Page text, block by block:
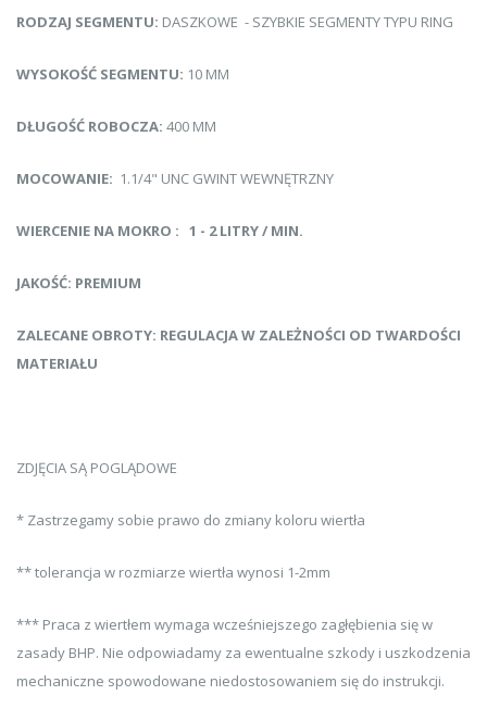
RODZAJ SEGMENTU: DASZKOWE - SZYBKIE SEGMENTY TYPU RING
WYSOKOŚĆ SEGMENTU: 10 MM
DŁUGOŚĆ ROBOCZA: 400 MM
MOCOWANIE: 1.1/4" UNC GWINT WEWNĘTRZNY
WIERCENIE NA MOKRO : 1 - 2 LITRY / MIN.
JAKOŚĆ: PREMIUM
ZALECANE OBROTY: REGULACJA W ZALEŻNOŚCI OD TWARDOŚCI
MATERIAŁU
ZDJĘCIA SĄ POGLĄDOWE
* Zastrzegamy sobie prawo do zmiany koloru wiertła
** tolerancja w rozmiarze wiertła wynosi 1-2mm
*** Praca z wiertłem wymaga wcześniejszego zagłębienia się w
zasady BHP. Nie odpowiadamy za ewentualne szkody i uszkodzenia
mechaniczne spowodowane niedostosowaniem się do instrukcji.